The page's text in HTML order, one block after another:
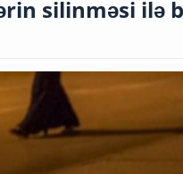
silinməsi ilə